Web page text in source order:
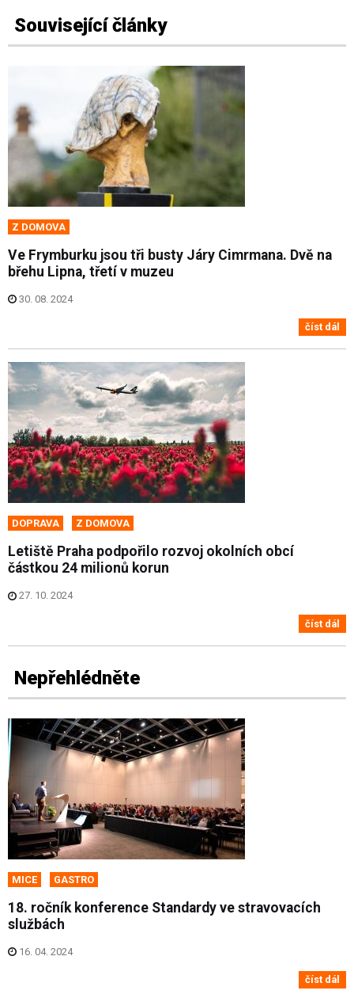
Související články
Z DOMOVA
Ve Frymburku jsou tři busty Járy Cimrmana. Dvě na
břehu Lipna, třetí v muzeu
30. 08. 2024
číst dál
DOPRAVA Z DOMOVA
Letiště Praha podpořilo rozvoj okolních obcí
částkou 24 milionů korun
27. 10. 2024
číst dál
Nepřehlédněte
MICE GASTRO
18. ročník konference Standardy ve stravovacích
službách
16. 04. 2024
číst dál